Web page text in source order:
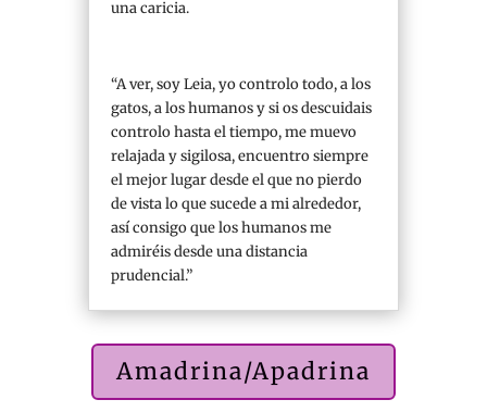
una caricia.
“A ver, soy Leia, yo controlo todo, a los
gatos, a los humanos y si os descuidais
controlo hasta el tiempo, me muevo
relajada y sigilosa, encuentro siempre
el mejor lugar desde el que no pierdo
de vista lo que sucede a mi alrededor,
así consigo que los humanos me
admiréis desde una distancia
prudencial.”
Amadrina/Apadrina